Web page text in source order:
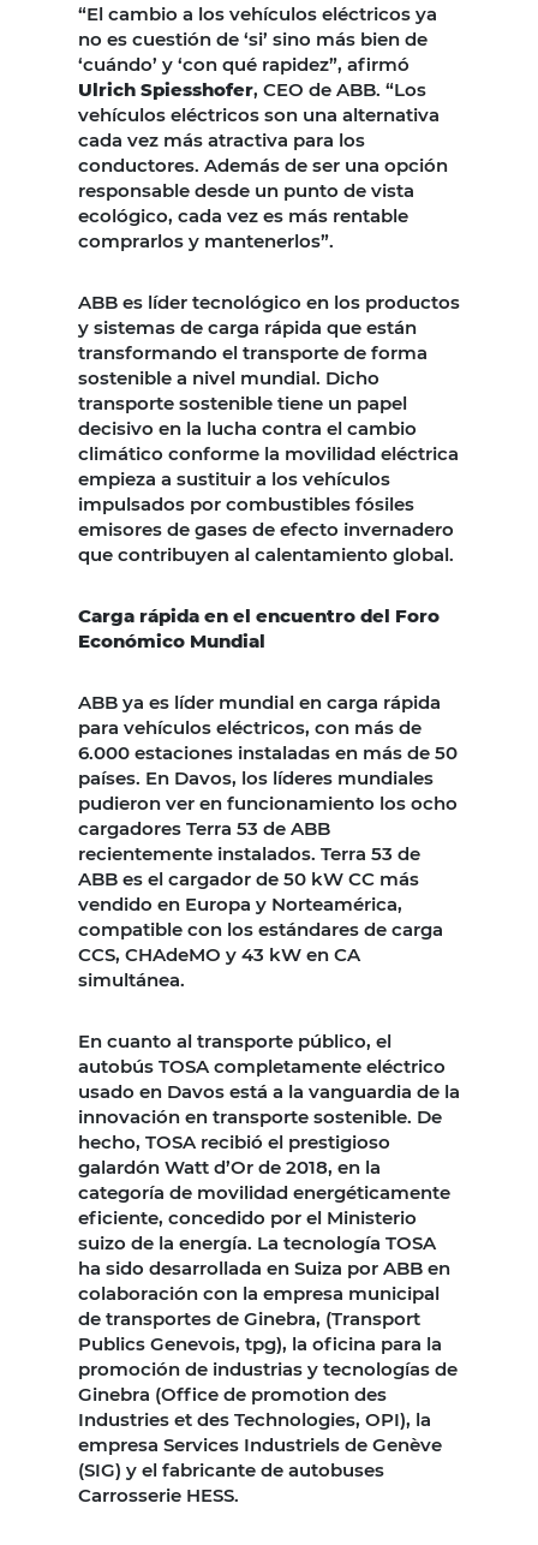
“El cambio a los vehículos eléctricos ya
no es cuestión de ‘si’ sino más bien de
‘cuándo’ y ‘con qué rapidez”, afirmó
Ulrich Spiesshofer, CEO de ABB. “Los
vehículos eléctricos son una alternativa
cada vez más atractiva para los
conductores. Además de ser una opción
responsable desde un punto de vista
ecológico, cada vez es más rentable
comprarlos y mantenerlos”.
ABB es líder tecnológico en los productos
y sistemas de carga rápida que están
transformando el transporte de forma
sostenible a nivel mundial. Dicho
transporte sostenible tiene un papel
decisivo en la lucha contra el cambio
climático conforme la movilidad eléctrica
empieza a sustituir a los vehículos
impulsados por combustibles fósiles
emisores de gases de efecto invernadero
que contribuyen al calentamiento global.
Carga rápida en el encuentro del Foro
Económico Mundial
ABB ya es líder mundial en carga rápida
para vehículos eléctricos, con más de
6.000 estaciones instaladas en más de 50
países. En Davos, los líderes mundiales
pudieron ver en funcionamiento los ocho
cargadores Terra 53 de ABB
recientemente instalados. Terra 53 de
ABB es el cargador de 50 kW CC más
vendido en Europa y Norteamérica,
compatible con los estándares de carga
CCS, CHAdeMO y 43 kW en CA
simultánea.
En cuanto al transporte público, el
autobús TOSA completamente eléctrico
usado en Davos está a la vanguardia de la
innovación en transporte sostenible. De
hecho, TOSA recibió el prestigioso
galardón Watt d’Or de 2018, en la
categoría de movilidad energéticamente
eficiente, concedido por el Ministerio
suizo de la energía. La tecnología TOSA
ha sido desarrollada en Suiza por ABB en
colaboración con la empresa municipal
de transportes de Ginebra, (Transport
Publics Genevois, tpg), la oficina para la
promoción de industrias y tecnologías de
Ginebra (Office de promotion des
Industries et des Technologies, OPI), la
empresa Services Industriels de Genève
(SIG) y el fabricante de autobuses
Carrosserie HESS.